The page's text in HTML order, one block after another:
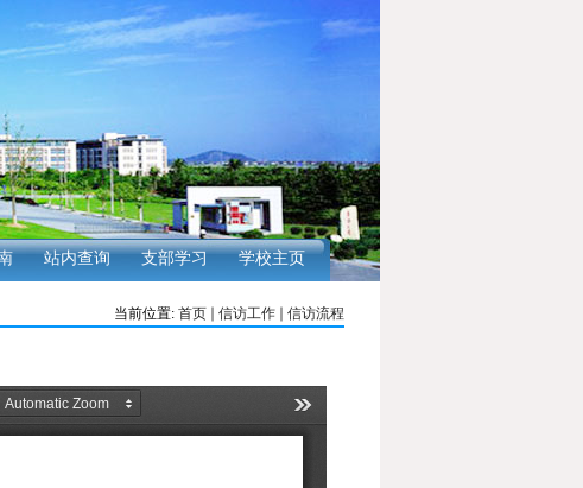
站内查询 支部学习 学校主页
当前位置: 首页 信访工作 信访流程